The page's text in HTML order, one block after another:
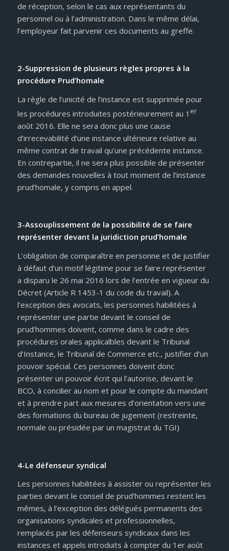
de réception, selon le cas aux représentants du
personnel ou à l’administration. Dans le même délai,
l’employeur fait parvenir ces documents au greffe.
2-Suppression de plusieurs règles propres à la
procédure Prud’homale
La règle de l’unicité de l’instance est supprimée pour
les procédures introduites postérieurement au 1 er
août 2016. Elle ne sera donc plus une cause
d’irrecevabilité d’une instance ultérieure relative au
même contrat de travail qu’une précédente instance.
En contrepartie, il ne sera plus possible de présenter
des demandes nouvelles à tout moment de l’instance
prud’homale, y compris en appel.
3-Assouplissement de la possibilité de se faire
représenter devant la juridiction prud’homale
L’obligation de comparaître en personne et de justifier
à défaut d’un motif légitime pour se faire représenter
a disparu le 26 mai 2016 lors de l’entrée en vigueur du
Décret (Article R 1453-1 du code du travail). A
l’exception des avocats, les personnes habilitées à
représenter une partie devant le conseil de
prud’hommes doivent, comme dans le cadre des
procédures orales applicalbles devant le Tribunal
d’Instance, le Tribunal de Commerce etc., justifier d’un
pouvoir spécial. Ces personnes doivent donc
présenter un pouvoir écrit qui l’autorise, devant le
BCO, à concilier au nom et pour le compte du mandant
et à prendre part aux mesures d’orientation vers une
des formations du bureau de jugement (restreinte,
normale ou présidée par un magistrat du TGI)
4-Le défenseur syndical
Les personnes habilitées à assister ou représenter les
parties devant le conseil de prud’hommes restent les
mêmes, à l’exception des délégués permanents des
organisations syndicales et professionnelles,
remplacés par les défenseurs syndicaux dans les
instances et appels introduits à compter du 1er août